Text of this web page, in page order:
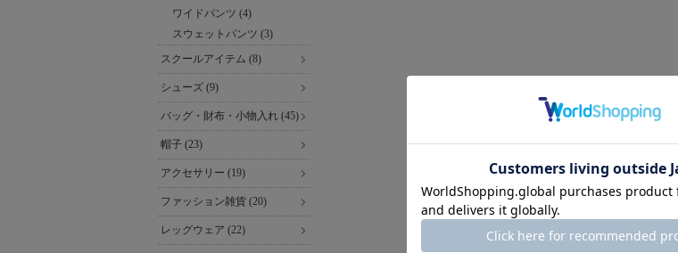
ワイドパンツ (4)
スウェットパンツ (3)
スクールアイテム (8)
シューズ (9)
バッグ・財布・小物入れ (45)
帽子 (23)
アクセサリー (19)
ファッション雑貨 (20)
レッグウェア (22)